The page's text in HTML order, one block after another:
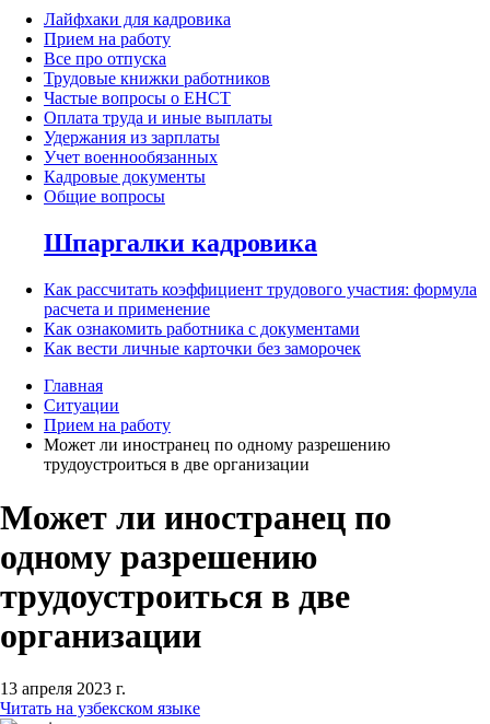
Лайфхаки для кадровика
Прием на работу
Все про отпуска
Трудовые книжки работников
Частые вопросы о ЕНСТ
Оплата труда и иные выплаты
Удержания из зарплаты
Учет военнообязанных
Кадровые документы
Общие вопросы
Шпаргалки кадровика
Как рассчитать коэффициент трудового участия: формула
расчета и применение
Как ознакомить работника с документами
Как вести личные карточки без заморочек
Главная
Ситуации
Прием на работу
Может ли иностранец по одному разрешению
трудоустроиться в две организации
Может ли иностранец по
одному разрешению
трудоустроиться в две
организации
13 апреля 2023 г.
Читать на узбекском языке